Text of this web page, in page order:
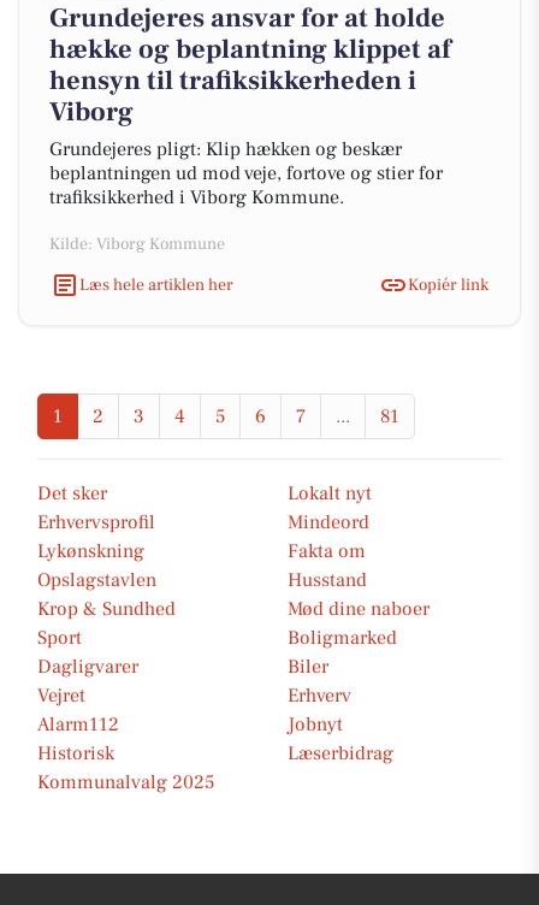
Grundejeres ansvar for at holde
hække og beplantning klippet af
hensyn til trafiksikkerheden i
Viborg
Grundejeres pligt: Klip hækken og beskær
beplantningen ud mod veje, fortove og stier for
trafiksikkerhed i Viborg Kommune.
Kilde: Viborg Kommune
Læs hele artiklen her
Kopiér link
1 2 3 4 5 6 7 ... 81
Det sker
Lokalt nyt
Erhvervsprofil
Mindeord
Lykønskning
Fakta om
Opslagstavlen
Husstand
Krop & Sundhed
Mød dine naboer
Sport
Boligmarked
Dagligvarer
Biler
Vejret
Erhverv
Alarm112
Jobnyt
Historisk
Læserbidrag
Kommunalvalg 2025